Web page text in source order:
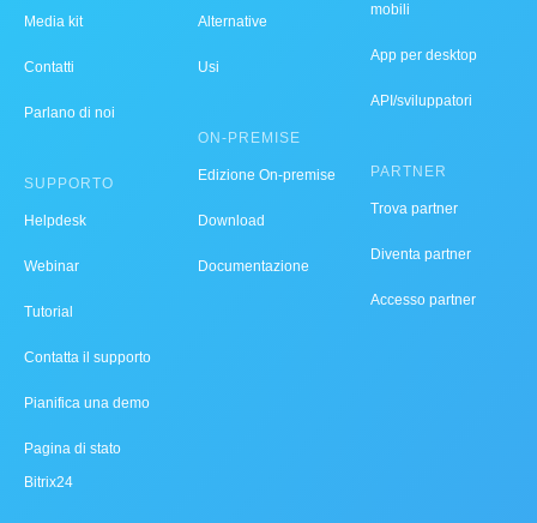
Media kit
Contatti
Parlano di noi
SUPPORTO
Helpdesk
Webinar
Tutorial
Contatta il supporto
Pianifica una demo
Pagina di stato
Bitrix24
Alternative
Usi
ON-PREMISE
Edizione On-premise
Download
Documentazione
mobili
App per desktop
API/sviluppatori
PARTNER
Trova partner
Diventa partner
Accesso partner